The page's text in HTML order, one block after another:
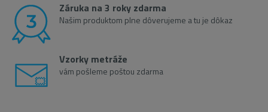
Záruka na 3 roky zdarma
Našim produktom plne dôverujeme a tu je dôkaz
Vzorky metráže
vám pošleme poštou zdarma